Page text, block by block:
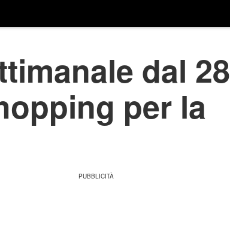
dal 28
per la